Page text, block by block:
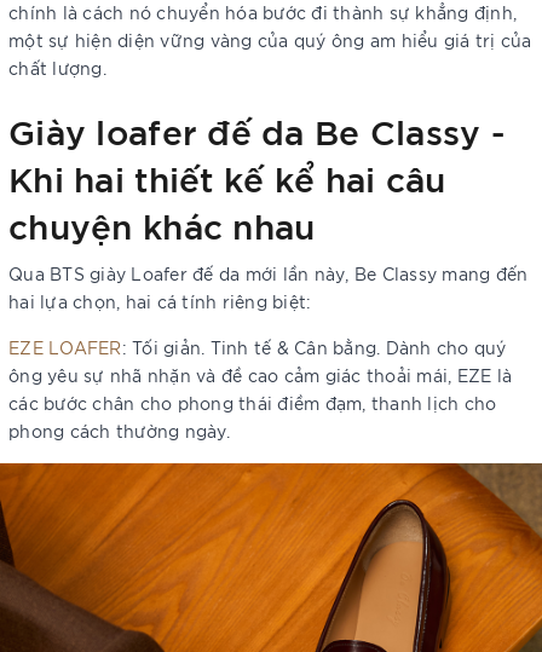
chính là cách nó chuyển hóa bước đi thành sự khẳng định,
một sự hiện diện vững vàng của quý ông am hiểu giá trị của
chất lượng.
Giày loafer đế da Be Classy -
Khi hai thiết kế kể hai câu
chuyện khác nhau
Qua BTS giày Loafer đế da mới lần này, Be Classy mang đến
hai lựa chọn, hai cá tính riêng biệt:
EZE LOAFER: Tối giản. Tinh tế & Cân bằng. Dành cho quý
ông yêu sự nhã nhặn và đề cao cảm giác thoải mái, EZE là
các bước chân cho phong thái điềm đạm, thanh lịch cho
phong cách thường ngày.